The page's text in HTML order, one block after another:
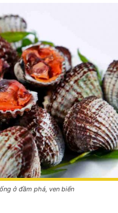
ở đầm phá, ven biển